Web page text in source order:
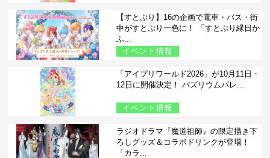
【すとぷり】16の企画で電車・バス・街
中がすとぷり一色に！ 「すとぷり縁日か
ふ...
イベント情報
「アイプリワールド2026」が10月11日・
12日に開催決定！ バズリウムパレ...
イベント情報
ラジオドラマ『魔道祖師』の限定描き下
ろしグッズ＆コラボドリンクが登場！
「カラ...